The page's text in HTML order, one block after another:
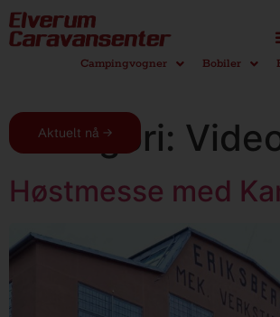
Campingvogner Bobiler
Aktuelt nå →
Kategori:
Høstmesse med